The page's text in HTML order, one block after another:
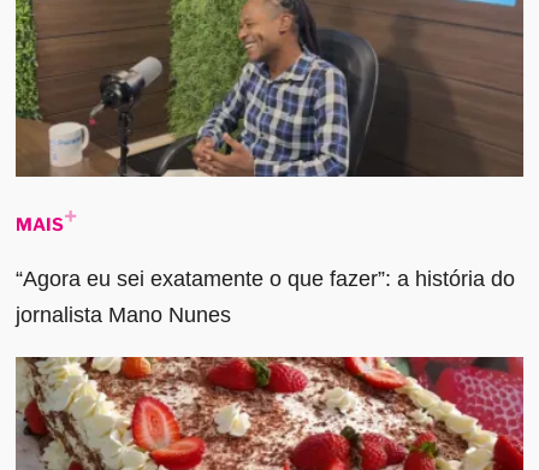
MAIS
“Agora eu sei exatamente o que fazer”: a história do
jornalista Mano Nunes